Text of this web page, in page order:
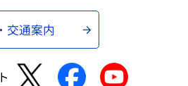
交通案内